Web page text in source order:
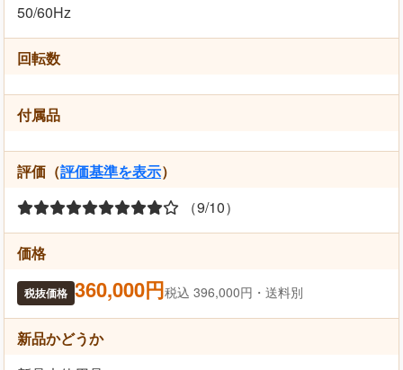
50/60Hz
回転数
付属品
評価（評価基準を表示）
（9/10）
価格
税抜価格 360,000円税込 396,000円・送料別
新品かどうか